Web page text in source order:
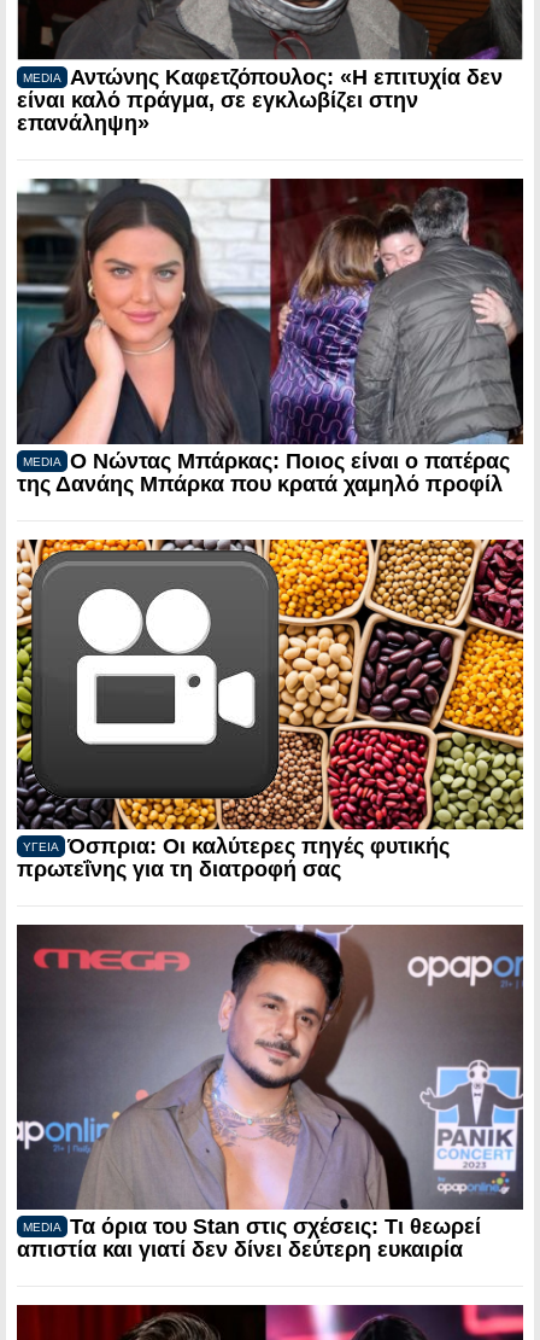
MEDIA
Αντώνης Καφετζόπουλος: «Η επιτυχία δεν
είναι καλό πράγμα, σε εγκλωβίζει στην
επανάληψη»
MEDIA
Ο Νώντας Μπάρκας: Ποιος είναι ο πατέρας
της Δανάης Μπάρκα που κρατά χαμηλό προφίλ
ΥΓΕΙΑ
Όσπρια: Οι καλύτερες πηγές φυτικής
πρωτεΐνης για τη διατροφή σας
MEDIA
Τα όρια του Stan στις σχέσεις: Τι θεωρεί
απιστία και γιατί δεν δίνει δεύτερη ευκαιρία